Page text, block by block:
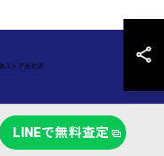
LINEで無料査定